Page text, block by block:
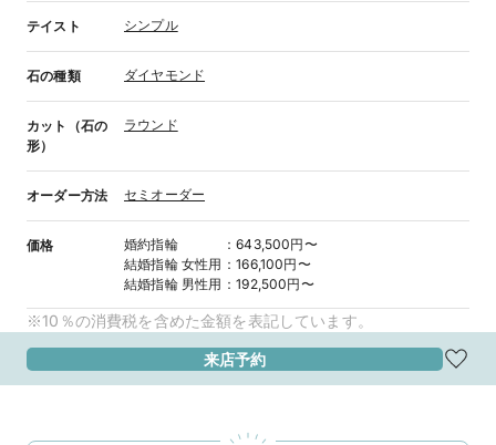
テイスト シンプル
石の種類 ダイヤモンド
カット（石の
形）
ラウンド
オーダー方法 セミオーダー
価格 婚約指輪 ：643,500円〜
結婚指輪 女性用 ：166,100円〜
結婚指輪 男性用 ：192,500円〜
※10％の消費税を含めた金額を表記しています。
来店予約